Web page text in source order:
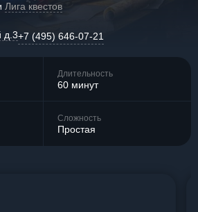
Лига квестов
д.3+7 (495) 646-07-21
Длительность
60 минут
Сложность
Простая